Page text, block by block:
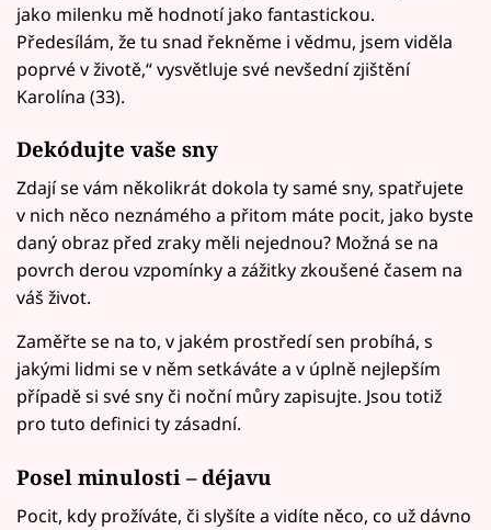
jako milenku mě hodnotí jako fantastickou.
Předesílám, že tu snad řekněme i vědmu, jsem viděla
poprvé v životě,“ vysvětluje své nevšední zjištění
Karolína (33).
Dekódujte vaše sny
Zdají se vám několikrát dokola ty samé sny, spatřujete
v nich něco neznámého a přitom máte pocit, jako byste
daný obraz před zraky měli nejednou? Možná se na
povrch derou vzpomínky a zážitky zkoušené časem na
váš život.
Zaměřte se na to, v jakém prostředí sen probíhá, s
jakými lidmi se v něm setkáváte a v úplně nejlepším
případě si své sny či noční můry zapisujte. Jsou totiž
pro tuto definici ty zásadní.
Posel minulosti – déjavu
Pocit, kdy prožíváte, či slyšíte a vidíte něco, co už dávno